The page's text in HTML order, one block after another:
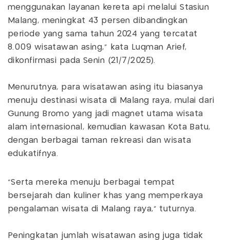
menggunakan layanan kereta api melalui Stasiun
Malang, meningkat 43 persen dibandingkan
periode yang sama tahun 2024 yang tercatat
8.009 wisatawan asing," kata Luqman Arief,
dikonfirmasi pada Senin (21/7/2025).
Menurutnya, para wisatawan asing itu biasanya
menuju destinasi wisata di Malang raya, mulai dari
Gunung Bromo yang jadi magnet utama wisata
alam internasional, kemudian kawasan Kota Batu,
dengan berbagai taman rekreasi dan wisata
edukatifnya.
"Serta mereka menuju berbagai tempat
bersejarah dan kuliner khas yang memperkaya
pengalaman wisata di Malang raya," tuturnya.
Peningkatan jumlah wisatawan asing juga tidak